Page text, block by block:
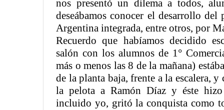
nos presentó un dilema a todos,
deseábamos conocer el desarrollo
Argentina integrada, entre otros, por
Recuerdo que habíamos decidido
salón con los alumnos de 1°
más o menos las 8 de la mañana)
de la planta baja, frente a la escalera,
la pelota a Ramón Díaz y éste
incluido yo, gritó la conquista como